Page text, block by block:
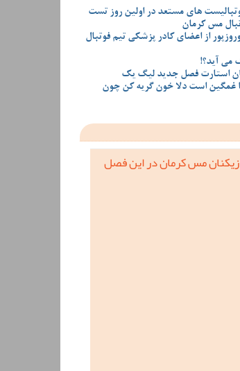
های مستعد در اولین روز تست
مس کرمان
از اعضای کادر پزشکی تیم فوتبال
استارت فصل جدید لیگ یک
ها غمگین است دلا خون گریه کن چون
مس کرمان در این فصل